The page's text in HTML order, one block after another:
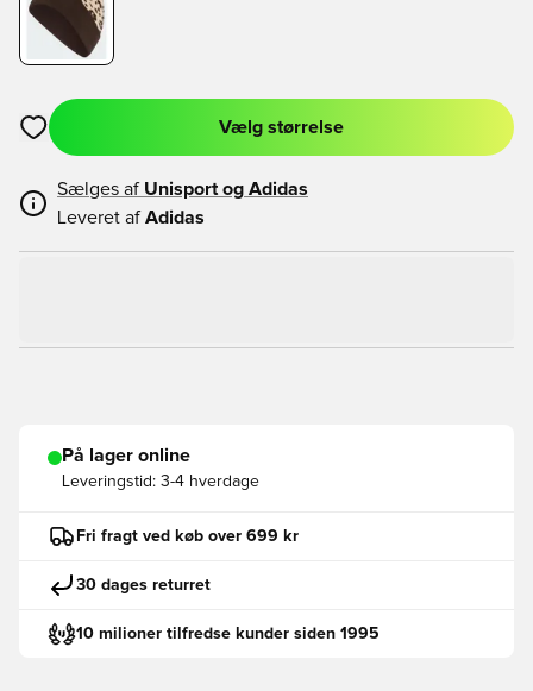
Åbner en Modal til at logge ind eller tilmelde dig som medlem
Vælg størrelse
Sælges af Unisport og Adidas
Leveret af Adidas
På lager online
Leveringstid: 3-4 hverdage
Fri fragt ved køb over 699 kr
30 dages returret
10 milioner tilfredse kunder siden 1995